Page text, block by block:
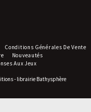
Conditions Générales De Vente
Nouveautés
Aux Jeux
- librairie Bathysphère